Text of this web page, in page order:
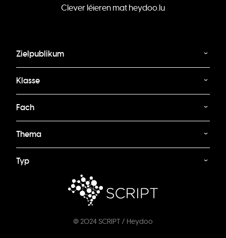
Clever léieren mat heydoo.lu
Zielpublikum
Klasse
Fach
Thema
Typ
@ 2024 SCRIPT / Heydoo